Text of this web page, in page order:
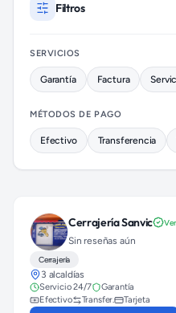
Filtros
SERVICIOS
Garantía Factura
MÉTODOS DE PAGO
Efectivo Transferencia
Cerrajería Sanvic
Sin reseñas aún
Cerrajería
3 alcaldías
Servicio 24/7
Garantía
Efectivo
Transfer. Tarjeta